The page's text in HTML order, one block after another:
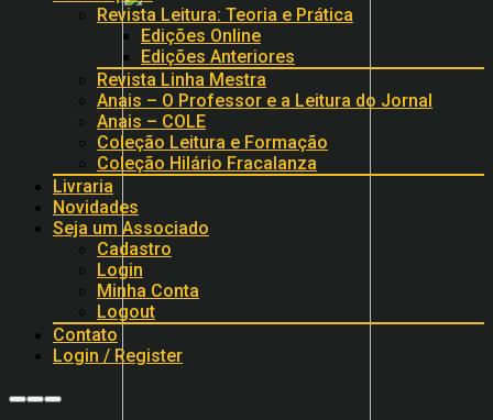
Revista Leitura: Teoria e Prática
Edições Online
Edições Anteriores
Revista Linha Mestra
Anais – O Professor e a Leitura do Jornal
Anais – COLE
Coleção Leitura e Formação
Coleção Hilário Fracalanza
Livraria
Novidades
Seja um Associado
Cadastro
Login
Minha Conta
Logout
Contato
Login / Register